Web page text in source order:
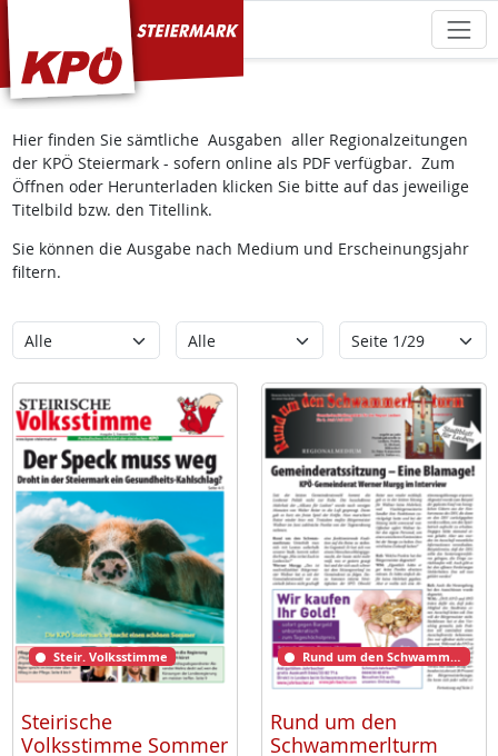
KPÖ Steiermark
Hier finden Sie sämtliche Ausgaben aller Regionalzeitungen
der KPÖ Steiermark - sofern online als PDF verfügbar. Zum
Öffnen oder Herunterladen klicken Sie bitte auf das jeweilige
Titelbild bzw. den Titellink.
Sie können die Ausgabe nach Medium und Erscheinungsjahr
filtern.
Kategorie Erscheinungsjahr Seite
Steir. Volksstimme
Steirische
Volksstimme Sommer
Rund um den Schwammerlturm
Rund um den
Schwammerlturm